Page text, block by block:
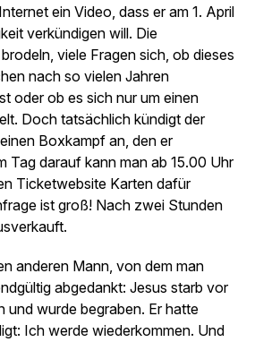
ein Video, dass er am 1. April
verkündigen will. Die
viele Fragen sich, ob dieses
nach so vielen Jahren
oder ob es sich nur um einen
Doch tatsächlich kündigt der
Boxkampf an, den er
Tag darauf kann man ab 15.00 Uhr
Ticketwebsite Karten dafür
ist groß! Nach zwei Stunden
anderen Mann, von dem man
abgedankt: Jesus starb vor
und wurde begraben. Er hatte
Ich werde wiederkommen. Und